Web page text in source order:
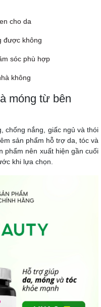
cho da
được không
sóc phù hợp
không
móng từ bên
chống nắng, giấc ngủ và thói
sản phẩm hỗ trợ da, tóc và
phẩm nên xuất hiện gần cuối
khi lựa chọn.